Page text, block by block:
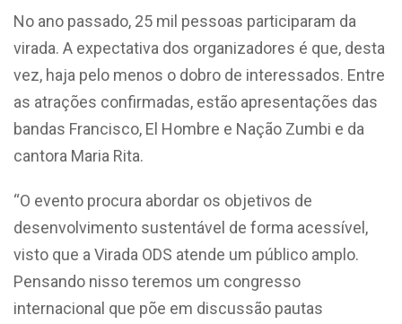
No ano passado, 25 mil pessoas participaram da
virada. A expectativa dos organizadores é que, desta
vez, haja pelo menos o dobro de interessados. Entre
as atrações confirmadas, estão apresentações das
bandas Francisco, El Hombre e Nação Zumbi e da
cantora Maria Rita.
“O evento procura abordar os objetivos de
desenvolvimento sustentável de forma acessível,
visto que a Virada ODS atende um público amplo.
Pensando nisso teremos um congresso
internacional que põe em discussão pautas